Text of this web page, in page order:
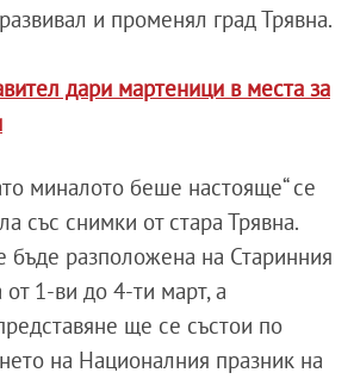
и променял град Трявна.
дари мартеници в места за
миналото беше настояще“ се
със снимки от стара Трявна.
бъде разположена на Старинния
1-ви до 4-ти март, а
ще се състои по
на Националния празник на